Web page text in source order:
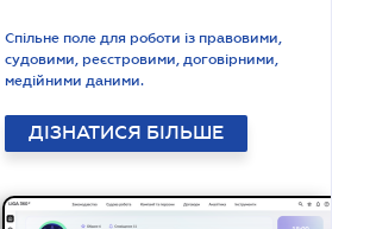
Спільне поле для роботи із правовими,
судовими, реєстровими, договірними,
медійними даними.
ДІЗНАТИСЯ БІЛЬШЕ